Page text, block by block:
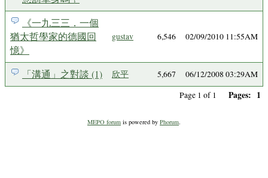
《一九三三．一個
猶太哲學家的德國回
憶》
gustav 6,546 02/09/2010 11:55AM
「溝通」之對談 (1) 欣平 5,667
06/12/2008 03:29AM
Page 1 of 1 Pages: 1
MEPO forum is powered by Phorum.